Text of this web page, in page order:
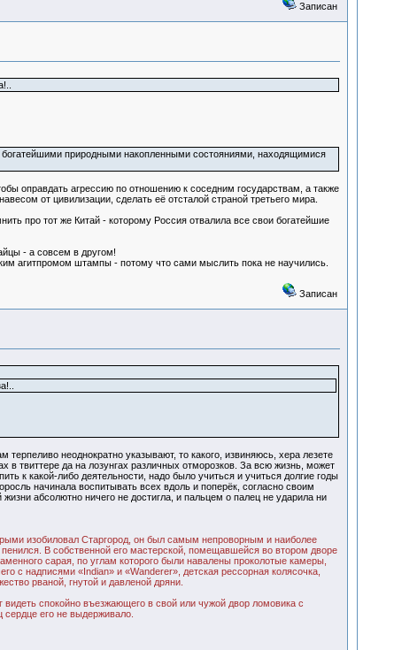
Записан
богатейшими природными накопленными состояниями, находящимися
оправдать агрессию по отношению к соседним государствам, а также
от цивилизации, сделать её отсталой страной третьего мира.
про тот же Китай - которому Россия отвалила все свои богатейшие
- а совсем в другом!
агитпромом штампы - потому что сами мыслить пока не научились.
Записан
неоднократно указывают, то какого, извиняюсь, хера лезете
в твиттере да на лозунгах различных отморозков. За всю жизнь, может
к какой-либо деятельности, надо было учиться и учиться долгие годы
начинала воспитывать всех вдоль и поперёк, согласно своим
абсолютно ничего не достигла, и пальцем о палец не ударила ни
изобиловал Старгород, он был самым непроворным и наиболее
В собственной его мастерской, помещавшейся во втором дворе
сарая, по углам которого были навалены проколотые камеры,
с надписями «Indian» и «Wanderer», детская рессорная колясочка,
рваной, гнутой и давленой дряни.
спокойно въезжающего в свой или чужой двор ломовика с
его не выдерживало.